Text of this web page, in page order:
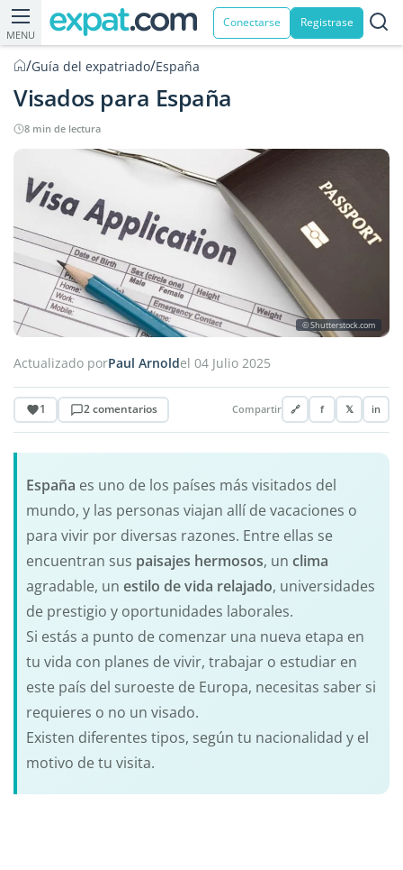
MENU
Conectarse Registrase
/Guía del expatriado/España
Visados para España
8 min de lectura
© Shutterstock.com
Actualizado porPaul Arnoldel 04 Julio 2025
1 2 comentarios Compartir 🔗 f 𝕏 in
España es uno de los países más visitados del
mundo, y las personas viajan allí de vacaciones o
para vivir por diversas razones. Entre ellas se
encuentran sus paisajes hermosos, un clima
agradable, un estilo de vida relajado, universidades
de prestigio y oportunidades laborales.
Si estás a punto de comenzar una nueva etapa en
tu vida con planes de vivir, trabajar o estudiar en
este país del suroeste de Europa, necesitas saber si
requieres o no un visado.
Existen diferentes tipos, según tu nacionalidad y el
motivo de tu visita.